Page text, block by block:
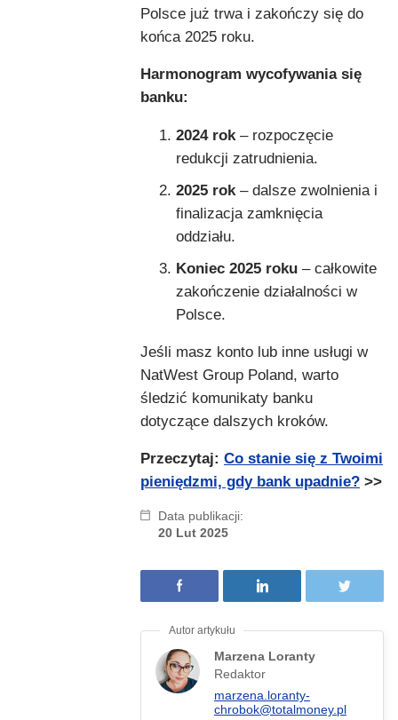
Polsce już trwa i zakończy się do
końca 2025 roku.
Harmonogram wycofywania się
banku:
2024 rok – rozpoczęcie
redukcji zatrudnienia.
2025 rok – dalsze zwolnienia i
finalizacja zamknięcia
oddziału.
Koniec 2025 roku – całkowite
zakończenie działalności w
Polsce.
Jeśli masz konto lub inne usługi w
NatWest Group Poland, warto
śledzić komunikaty banku
dotyczące dalszych kroków.
Przeczytaj: Co stanie się z Twoimi
pieniędzmi, gdy bank upadnie? >>
Data publikacji:
20 Lut 2025
Marzena Loranty
Redaktor
marzena.loranty-
chrobok@totalmoney.pl